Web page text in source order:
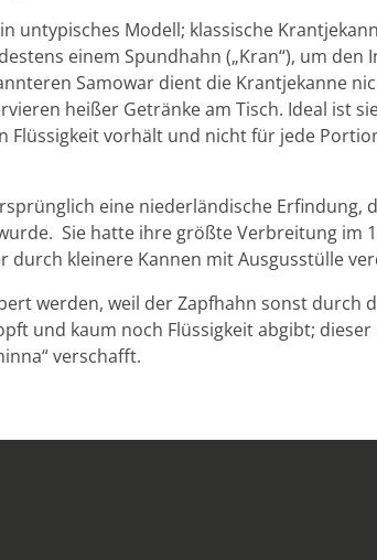
untypisches Modell; klassische
einem Spundhahn („Kran“), um den
Samowar dient die Krantjekanne
heißer Getränke am Tisch. Ideal ist
Flüssigkeit vorhält und nicht für jede
eine niederländische Erfindung,
Sie hatte ihre größte Verbreitung im
durch kleinere Kannen mit Ausgusstülle
werden, weil der Zapfhahn sonst durch
und kaum noch Flüssigkeit abgibt;
verschafft.